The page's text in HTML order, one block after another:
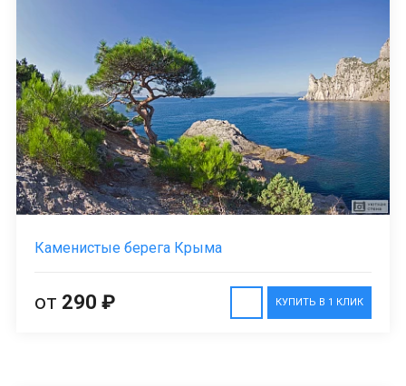
Каменистые берега Крыма
КУПИТЬ В 1 КЛИК
от 290 ₽